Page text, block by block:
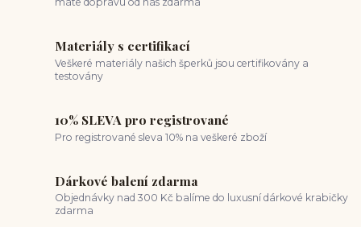
Materiály s certifikací
Veškeré materiály našich šperků jsou certifikovány a
testovány
10% SLEVA pro registrované
Pro registrované sleva 10% na veškeré zboží
Dárkové balení zdarma
Objednávky nad 300 Kč balíme do luxusní dárkové krabičky
zdarma